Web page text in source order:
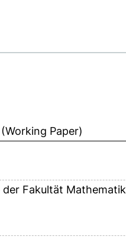
Paper)
der Fakultät Mathematik